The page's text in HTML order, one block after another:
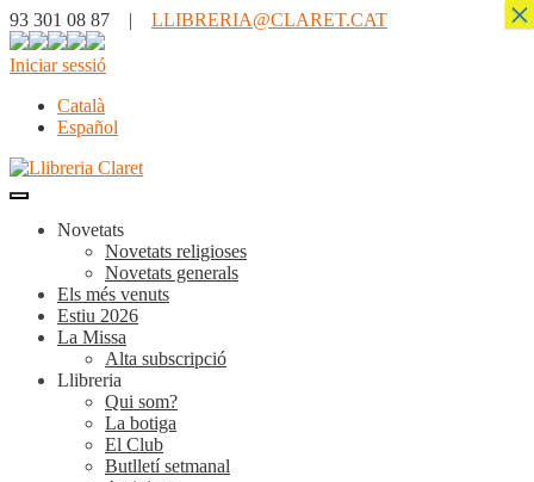
93 301 08 87 | LLIBRERIA@CLARET.CAT
Iniciar sessió
Català
Español
Novetats
Novetats religioses
Novetats generals
Els més venuts
Estiu 2026
La Missa
Alta subscripció
Llibreria
Qui som?
La botiga
El Club
Butlletí setmanal
×